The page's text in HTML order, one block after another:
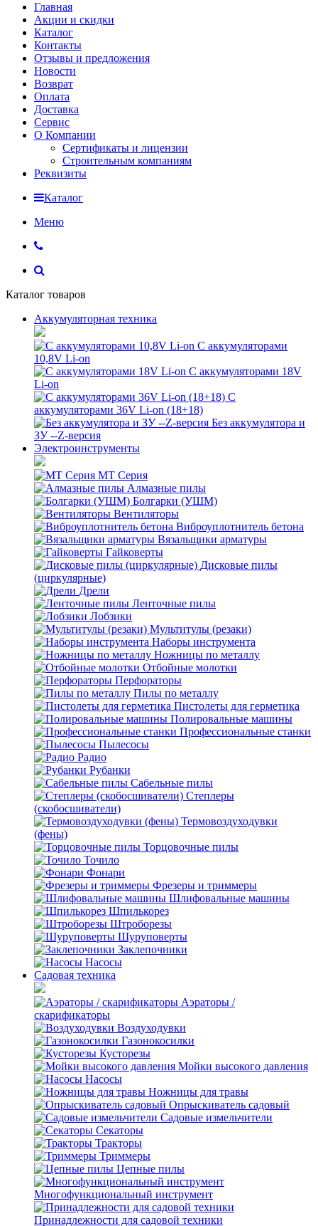
Главная
Акции и скидки
Каталог
Контакты
Отзывы и предложения
Новости
Возврат
Оплата
Доставка
Сервис
О Компании
Сертификаты и лицензии
Строительным компаниям
Реквизиты
Каталог
Меню
Каталог товаров
Аккумуляторная техника
С аккумуляторами
10,8V Li-on
С аккумуляторами 18V
Li-on
С
аккумуляторами 36V Li-on (18+18)
Без аккумулятора и
ЗУ --Z-версия
Электроинструменты
MT Серия
Алмазные пилы
Болгарки (УШМ)
Вентиляторы
Виброуплотнитель бетона
Вязальщики арматуры
Гайковерты
Дисковые пилы
(циркулярные)
Дрели
Ленточные пилы
Лобзики
Мультитулы (резаки)
Наборы инструмента
Ножницы по металлу
Отбойные молотки
Перфораторы
Пилы по металлу
Пистолеты для герметика
Полировальные машины
Профессиональные станки
Пылесосы
Радио
Рубанки
Сабельные пилы
Степлеры
(скобосшиватели)
Термовоздуходувки
(фены)
Торцовочные пилы
Точило
Фонари
Фрезеры и триммеры
Шлифовальные машины
Шпилькорез
Штроборезы
Шуруповерты
Заклепочники
Насосы
Садовая техника
Аэраторы /
скарификаторы
Воздуходувки
Газонокосилки
Кусторезы
Мойки высокого давления
Насосы
Ножницы для травы
Опрыскиватель садовый
Садовые измельчители
Секаторы
Тракторы
Триммеры
Цепные пилы
Многофункциональный инструмент
Принадлежности для садовой техники